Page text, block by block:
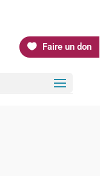
Faire un don